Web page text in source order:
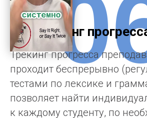
Мониторинг
Трекинг прогресса
проходит беспрерывно
тестами по лексике и